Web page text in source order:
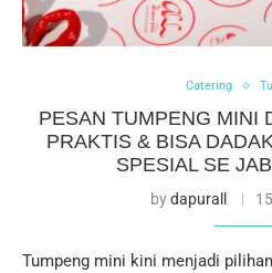
Catering
PESAN TUMPENG MINI
PRAKTIS & BISA
SPESIAL SE
bydapurall
Tumpeng mini kini menjadi